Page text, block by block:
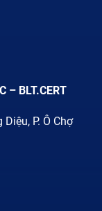
– BLT.CERT
P. Ô Chợ